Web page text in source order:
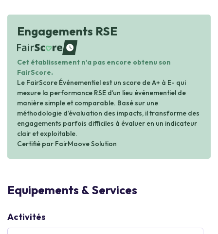
Engagements RSE
waiting
Cet établissement n'a pas encore obtenu son
FairScore.
Le FairScore Événementiel est un score de A+ à E- qui
mesure la performance RSE d’un lieu événementiel de
manière simple et comparable. Basé sur une
méthodologie d’évaluation des impacts, il transforme des
engagements parfois difficiles à évaluer en un indicateur
clair et exploitable.
Certifié par FairMoove Solution
Equipements & Services
Activités